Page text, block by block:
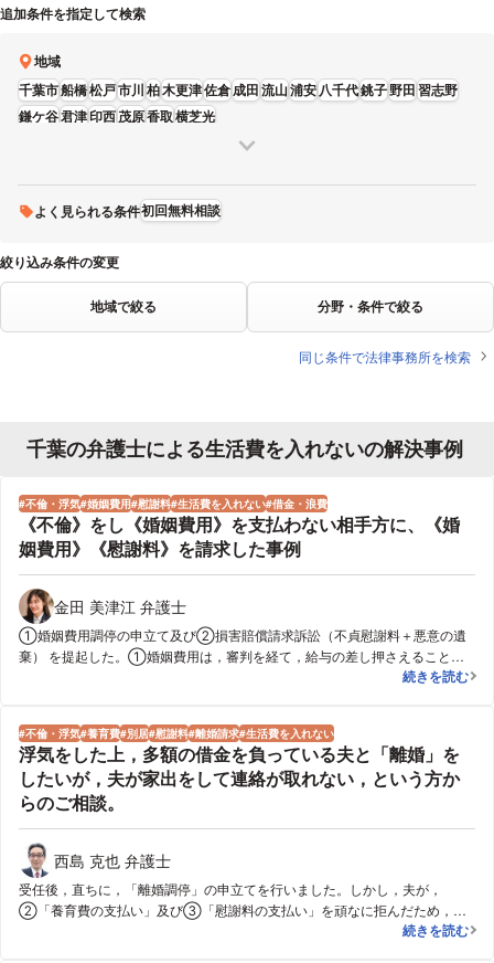
追加条件を指定して検索
地域
千葉市船橋松戸市川柏木更津佐倉成田流山浦安八千代銚子野田習志野
鎌ケ谷君津印西茂原香取横芝光
よく見られる条件初回無料相談
絞り込み条件の変更
地域で絞る 分野・条件で絞る
同じ条件で法律事務所を検索
千葉の弁護士による生活費を入れないの解決事例
不倫・浮気 婚姻費用 慰謝料 生活費を入れない 借金・浪費
《不倫》をし《婚姻費用》を支払わない相手方に、《婚
姻費用》《慰謝料》を請求した事例
金田 美津江 弁護士
①婚姻費用調停の申立て及び②損害賠償請求訴訟（不貞慰謝料＋悪意の遺
棄） を提起した。①婚姻費用は，審判を経て，給与の差し押さえることで
生活を安定させ，②損害賠償は，総額５５０万円の判決を得た。 なお，夫
《不倫》をし
続きを読む
不倫・浮気 養育費 別居 慰謝料 離婚請求 生活費を入れない
浮気をした上，多額の借金を負っている夫と「離婚」を
したいが，夫が家出をして連絡が取れない，という方か
らのご相談。
西島 克也 弁護士
受任後，直ちに，「離婚調停」の申立てを行いました。しかし，夫が，
②「養育費の支払い」及び③「慰謝料の支払い」を頑なに拒んだため，
「離婚調停」をこのまま継続しても合意は難しいと判断し，「離婚調停」を
浮気をした上
続きを読む